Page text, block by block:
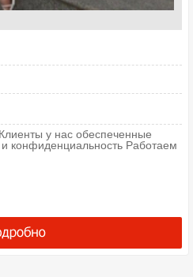
у нас обеспеченные
конфиденциальность Работаем